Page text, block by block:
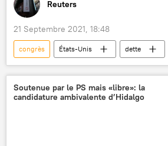
Reuters
21 Septembre 2021, 18:48
congrès États-Unis
dette
Chambre des représentants des Etats-Unis
Nancy Pelosi
International
Soutenue par le PS mais «libre»: la
candidature ambivalente d’Hidalgo